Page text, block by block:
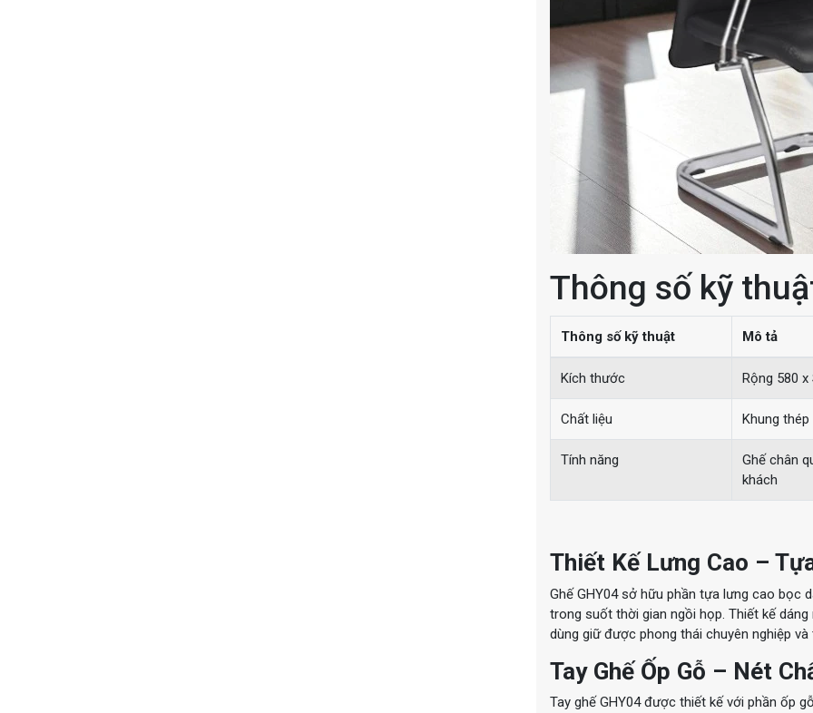
Thông số kỹ
Thông số kỹ thuật Mô tả
Kích thước Rộng 580
Chất liệu Khung
Tính năng
Ghế chân
khách
Thiết Kế Lưng Cao –
Ghế GHY04 sở hữu phần tựa lưng cao bọc
trong suốt thời gian ngồi họp. Thiết kế
dùng giữ được phong thái chuyên nghiệp
Tay Ghế Ốp Gỗ – Nét
Tay ghế GHY04 được thiết kế với phần ốp